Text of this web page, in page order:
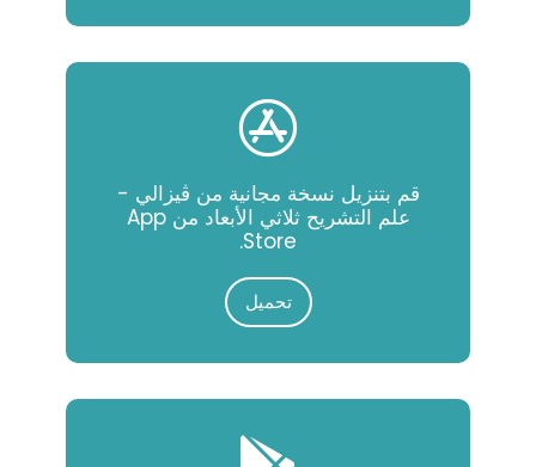
قم بتنزيل نسخة مجانية من ڨيزالي -
علم التشريح ثلاثي الأبعاد من App
Store.
تحميل